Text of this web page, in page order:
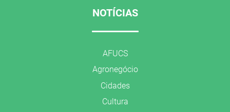
NOTÍCIAS
AFUCS
Agronegócio
Cidades
Cultura